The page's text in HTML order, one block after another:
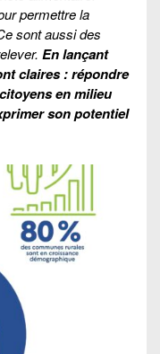
permettre la
sont aussi des
En lançant
claires : répondre
en milieu
son potentiel